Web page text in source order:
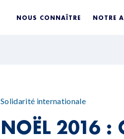
NOUS CONNAÎTRE NOTRE
Solidarité internationale
NOËL 2016 :